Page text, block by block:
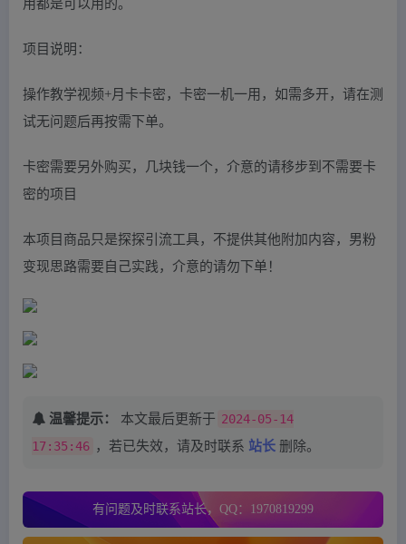
用都是可以用的。
项目说明：
操作教学视频+月卡卡密，卡密一机一用，如需多开，请在测
试无问题后再按需下单。
卡密需要另外购买，几块钱一个，介意的请移步到不需要卡
密的项目
本项目商品只是探探引流工具，不提供其他附加内容，男粉
变现思路需要自己实践，介意的请勿下单！
温馨提示： 本文最后更新于 2024-05-14
17:35:46 ，若已失效，请及时联系 站长 删除。
有问题及时联系站长，QQ：1970819299